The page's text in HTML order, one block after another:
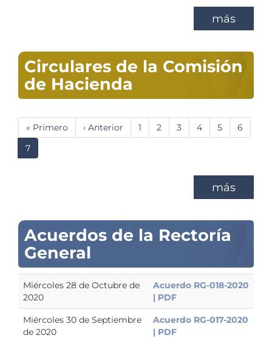
más
Circulares de la Comisión
de Hacienda
Paginación
Primera
página
« Primero
Página
anterior
‹ Anterior Página
1 Página
2 Página
3 Página
4 Página
5 Página
6
Página
actual
7
más
Acuerdos de la Rectoría
General
Miércoles 28 de Octubre de
2020
Acuerdo RG-018-2020
| PDF
Miércoles 30 de Septiembre
de 2020
Acuerdo RG-017-2020
| PDF